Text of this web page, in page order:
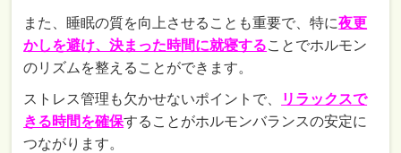
また、睡眠の質を向上させることも重要で、特に夜更
かしを避け、決まった時間に就寝することでホルモン
のリズムを整えることができます。
ストレス管理も欠かせないポイントで、
リラックスで
きる時間を確保することがホルモンバランスの安定に
つながります。